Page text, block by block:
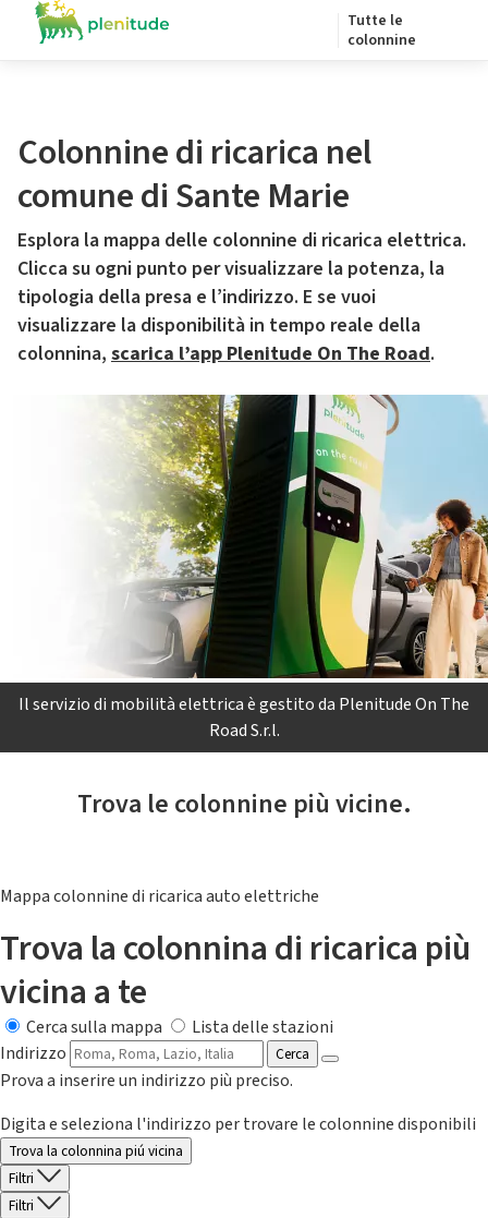
Tutte le
colonnine
Colonnine di ricarica nel
comune di Sante Marie
Esplora la mappa delle colonnine di ricarica elettrica.
Clicca su ogni punto per visualizzare la potenza, la
tipologia della presa e l’indirizzo. E se vuoi
visualizzare la disponibilità in tempo reale della
colonnina, scarica l’app Plenitude On The Road.
Il servizio di mobilità elettrica è gestito da Plenitude On The
Road S.r.l.
Trova le colonnine più vicine.
Mappa colonnine di ricarica auto elettriche
Trova la colonnina di ricarica più
vicina a te
Cerca sulla mappa
Lista delle stazioni
Indirizzo
Cerca
Prova a inserire un indirizzo più preciso.
Digita e seleziona l'indirizzo per trovare le colonnine disponibili
Trova la colonnina piú vicina
Filtri
Filtri